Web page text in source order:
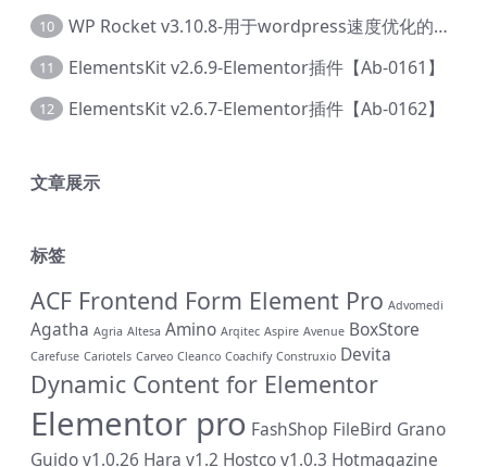
10 WP Rocket v3.10.8-用于wordpress速度优化的缓存加速插件【Cd-0019】
11 ElementsKit v2.6.9-Elementor插件【Ab-0161】
12 ElementsKit v2.6.7-Elementor插件【Ab-0162】
文章展示
标签
ACF Frontend Form Element Pro Advomedi
Agatha Agria Altesa Amino Arqitec Aspire Avenue BoxStore
Carefuse Cariotels Carveo Cleanco Coachify Construxio Devita
Dynamic Content for Elementor
Elementor pro FashShop FileBird Grano
Guido v1.0.26 Hara v1.2 Hostco v1.0.3 Hotmagazine